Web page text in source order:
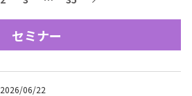
バー＆レストラン
Bar & Restaurant
セミナー
2026/06/22